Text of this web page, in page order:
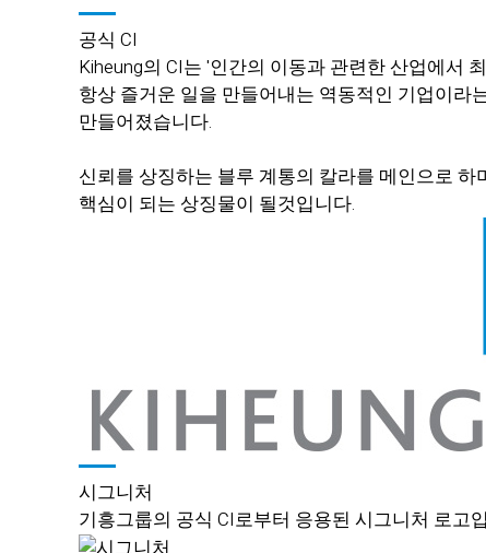
공식 CI
Kiheung의 CI는 '인간의 이동과 관련한 산업에서
항상 즐거운 일을 만들어내는 역동적인 기업이라
만들어졌습니다.
신뢰를 상징하는 블루 계통의 칼라를 메인으로
핵심이 되는 상징물이 될것입니다.
시그니처
기흥그룹의 공식 CI로부터 응용된 시그니처 로고